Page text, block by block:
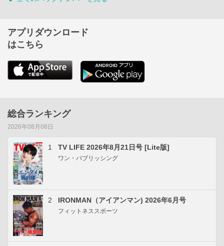
アプリダウンロード
はこちら
総合ランキング
2026年08月08日
1 TV LIFE 2026年8月21日号 [Lite版]
ワン・パブリッシング
2 IRONMAN（アイアンマン) 2026年6月号
フィットネススポーツ